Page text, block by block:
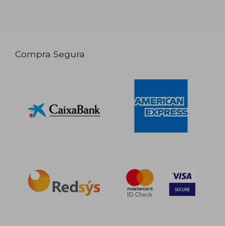
Compra Segura